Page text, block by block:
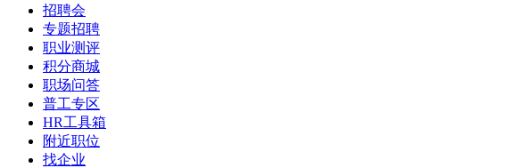
招聘会
专题招聘
职业测评
积分商城
职场问答
普工专区
HR工具箱
附近职位
找企业